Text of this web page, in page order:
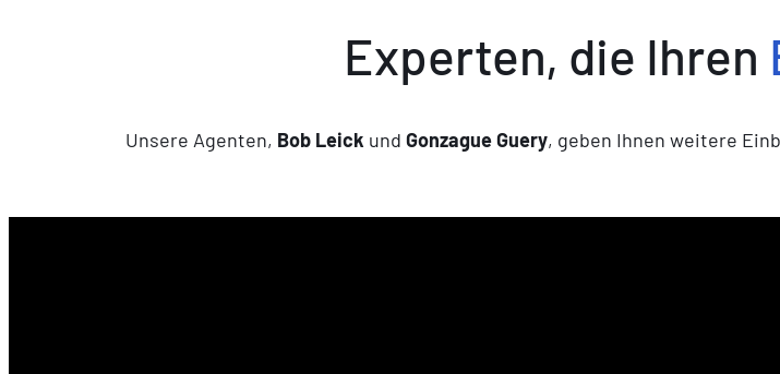
Experten, die Ihren
Unsere Agenten, Bob Leick und Gonzague Guery, geben Ihnen weitere